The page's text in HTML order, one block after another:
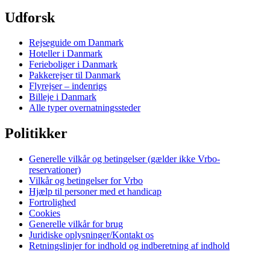
Udforsk
Rejseguide om Danmark
Hoteller i Danmark
Ferieboliger i Danmark
Pakkerejser til Danmark
Flyrejser – indenrigs
Billeje i Danmark
Alle typer overnatningssteder
Politikker
Generelle vilkår og betingelser (gælder ikke Vrbo-
reservationer)
Vilkår og betingelser for Vrbo
Hjælp til personer med et handicap
Fortrolighed
Cookies
Generelle vilkår for brug
Juridiske oplysninger/Kontakt os
Retningslinjer for indhold og indberetning af indhold